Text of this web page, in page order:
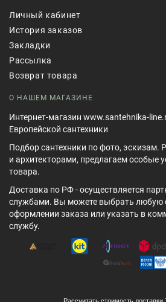
Личный кабинет
История заказов
Закладки
Рассылка
Возврат товара
О НАШЕМ МАГАЗИНЕ
Интернет-магазин www.santehnika-
Европейской сантехники
Подбор сантехники по фото, эскизам.
и архитекторами, предлагаем особые
товара.
Доставка по РФ - осуществляется
службами. Вы можете выбрать любую
оформлении заказа или указать в
службу.